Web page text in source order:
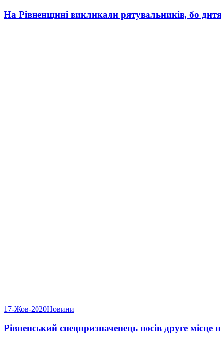
На Рівненщині викликали рятувальників, бо
17-Жов-2020Новини
Рівненський спецпризначенець посів друге місце